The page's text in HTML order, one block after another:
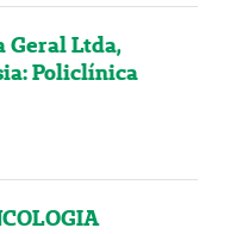
Geral Ltda,
Policlínica